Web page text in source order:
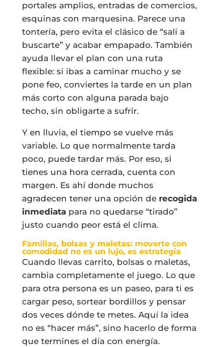
portales amplios, entradas de comercios,
esquinas con marquesina. Parece una
tontería, pero evita el clásico de “salí a
buscarte” y acabar empapado. También
ayuda llevar el plan con una ruta
flexible: si ibas a caminar mucho y se
pone feo, conviertes la tarde en un plan
más corto con alguna parada bajo
techo, sin obligarte a sufrir.
Y en lluvia, el tiempo se vuelve más
variable. Lo que normalmente tarda
poco, puede tardar más. Por eso, si
tienes una hora cerrada, cuenta con
margen. Es ahí donde muchos
agradecen tener una opción de recogida
inmediatapara no quedarse “tirado”
justo cuando peor está el clima.
Familias, bolsas y maletas: moverte con
comodidad no es un lujo, es estrategia
Cuando llevas carrito, bolsas o maletas,
cambia completamente el juego. Lo que
para otra persona es un paseo, para ti es
cargar peso, sortear bordillos y pensar
dos veces dónde te metes. Aquí la idea
no es “hacer más”, sino hacerlo de forma
que termines el día con energía.